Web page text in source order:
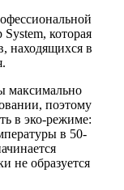
которая
находящихся в
максимально
поэтому
в эко-режиме:
в 50-
не образуется